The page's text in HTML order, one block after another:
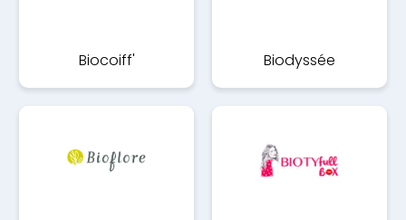
Biocoiff' Biodyssée